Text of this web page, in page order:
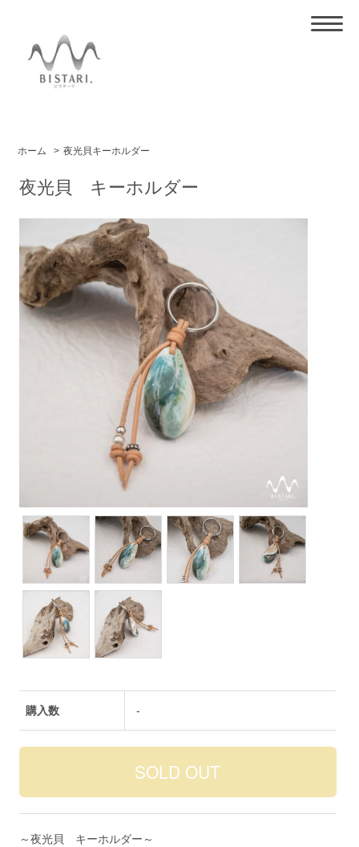
ホーム > 夜光貝キーホルダー
夜光貝 キーホルダー
購入数 -
～夜光貝 キーホルダー～